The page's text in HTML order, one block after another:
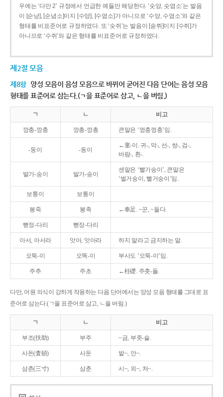
우에는 ‘다만 2’ 규정에서 언급한 예들만 해당한다. ‘숫양, 숫염소’는 발음
이 [순냥], [순념소]이지 [수양], [수염소]가 아니므로 ‘수양, 수염소’와 같은
형태를 비표준어로 규정하였다. 또 ‘숫쥐’는 발음이 [숟쮜]이지 [수쥐]가
아니므로 ‘수쥐’와 같은 형태를 비표준어로 규정하였다.
제2절 모음
제8항 양성 모음이 음성 모음으로 바뀌어 굳어진 다음 단어는 음성 모음
형태를 표준어로 삼는다.(ㄱ을 표준어로 삼고, ㄴ을 버림.)
ㄱ ㄴ 비고
깡충-깡충 깡총-깡총 큰말은 ‘껑충껑충’임.
-둥이 -동이
←童-이. 귀-, 막-, 선-, 쌍-, 검-,
바람-, 흰-.
발가-숭이 발가-송이
센말은 ‘빨가숭이’, 큰말은
‘벌거숭이, 뻘거숭이’임.
보퉁이 보통이
봉죽 봉족 ←奉足. ~꾼, ~들다.
뻗정-다리 뻗장-다리
아서, 아서라 앗아, 앗아라 하지 말라고 금지하는 말.
오뚝-이 오똑-이 부사도 ‘오뚝-이’임.
주추 주초 ←柱礎. 주춧-돌.
다만, 어원 의식이 강하게 작용하는 다음 단어에서는 양성 모음 형태를 그대로 표
준어로 삼는다.(ㄱ을 표준어로 삼고, ㄴ을 버림.)
ㄱ ㄴ 비고
부조(扶助) 부주 ~금, 부좃-술.
사돈(査頓) 사둔 밭~, 안~.
삼촌(三寸) 삼춘 시~, 외~, 처~.